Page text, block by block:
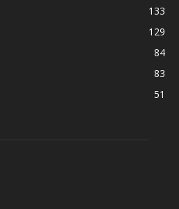
133
129
84
83
51